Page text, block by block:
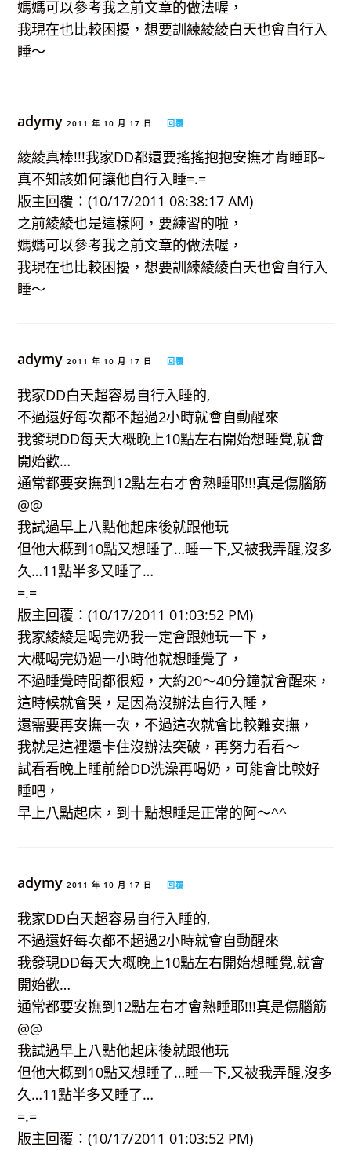
媽媽可以參考我之前文章的做法喔，
我現在也比較困擾，想要訓練綾綾白天也會自行入
睡～
adymy2011 年 10 月 17 日 回覆
綾綾真棒!!!我家DD都還要搖搖抱抱安撫才肯睡耶~
真不知該如何讓他自行入睡=.=
版主回覆：(10/17/2011 08:38:17 AM)
之前綾綾也是這樣阿，要練習的啦，
媽媽可以參考我之前文章的做法喔，
我現在也比較困擾，想要訓練綾綾白天也會自行入
睡～
adymy2011 年 10 月 17 日 回覆
我家DD白天超容易自行入睡的,
不過還好每次都不超過2小時就會自動醒來
我發現DD每天大概晚上10點左右開始想睡覺,就會
開始歡…
通常都要安撫到12點左右才會熟睡耶!!!真是傷腦筋
@@
我試過早上八點他起床後就跟他玩
但他大概到10點又想睡了…睡一下,又被我弄醒,沒多
久…11點半多又睡了…
=.=
版主回覆：(10/17/2011 01:03:52 PM)
我家綾綾是喝完奶我一定會跟她玩一下，
大概喝完奶過一小時他就想睡覺了，
不過睡覺時間都很短，大約20～40分鐘就會醒來，
這時候就會哭，是因為沒辦法自行入睡，
還需要再安撫一次，不過這次就會比較難安撫，
我就是這裡還卡住沒辦法突破，再努力看看～
試看看晚上睡前給DD洗澡再喝奶，可能會比較好
睡吧，
早上八點起床，到十點想睡是正常的阿～^^
adymy2011 年 10 月 17 日 回覆
我家DD白天超容易自行入睡的,
不過還好每次都不超過2小時就會自動醒來
我發現DD每天大概晚上10點左右開始想睡覺,就會
開始歡…
通常都要安撫到12點左右才會熟睡耶!!!真是傷腦筋
@@
我試過早上八點他起床後就跟他玩
但他大概到10點又想睡了…睡一下,又被我弄醒,沒多
久…11點半多又睡了…
=.=
版主回覆：(10/17/2011 01:03:52 PM)